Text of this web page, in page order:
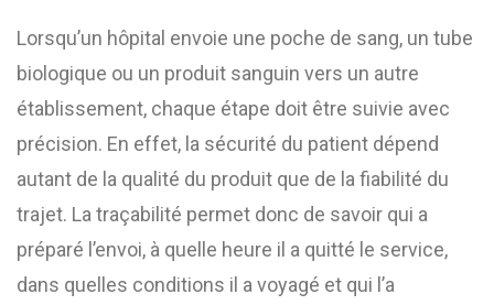
Lorsqu’un hôpital envoie une poche de sang, un tube
biologique ou un produit sanguin vers un autre
établissement, chaque étape doit être suivie avec
précision. En effet, la sécurité du patient dépend
autant de la qualité du produit que de la fiabilité du
trajet. La traçabilité permet donc de savoir qui a
préparé l’envoi, à quelle heure il a quitté le service,
dans quelles conditions il a voyagé et qui l’a